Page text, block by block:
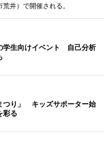
井）で開催される。
学生向けイベント 自己分析
つり」 キッズサポーター始
彩る